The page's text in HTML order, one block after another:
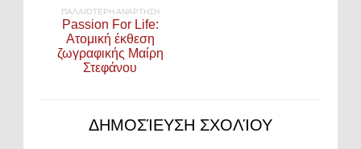
ΠΑΛΑΙΌΤΕΡΗ ΑΝΆΡΤΗΣΗ
Passion For Life:
Ατομική έκθεση
ζωγραφικής Μαίρη
Στεφάνου
ΔΗΜΟΣΊΕΥΣΗ ΣΧΟΛΊΟΥ